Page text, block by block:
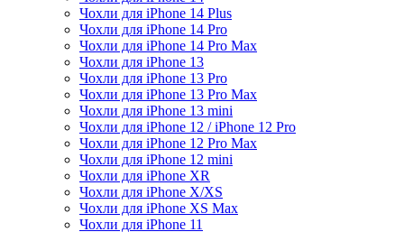
Чохли для iPhone 14 Plus
Чохли для iPhone 14 Pro
Чохли для iPhone 14 Pro Max
Чохли для iPhone 13
Чохли для iPhone 13 Pro
Чохли для iPhone 13 Pro Max
Чохли для iPhone 13 mini
Чохли для iPhone 12 / iPhone 12 Pro
Чохли для iPhone 12 Pro Max
Чохли для iPhone 12 mini
Чохли для iPhone XR
Чохли для iPhone X/XS
Чохли для iPhone XS Max
Чохли для iPhone 11